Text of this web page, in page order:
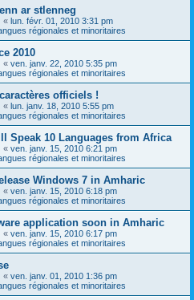
ar stlenneg
« lun. févr. 01, 2010 3:31 pm
régionales et minoritaires
2010
« ven. janv. 22, 2010 5:35 pm
régionales et minoritaires
officiels !
« lun. janv. 18, 2010 5:55 pm
régionales et minoritaires
Speak 10 Languages from Africa
« ven. janv. 15, 2010 6:21 pm
régionales et minoritaires
Windows 7 in Amharic
« ven. janv. 15, 2010 6:18 pm
régionales et minoritaires
application soon in Amharic
« ven. janv. 15, 2010 6:17 pm
régionales et minoritaires
« ven. janv. 01, 2010 1:36 pm
régionales et minoritaires